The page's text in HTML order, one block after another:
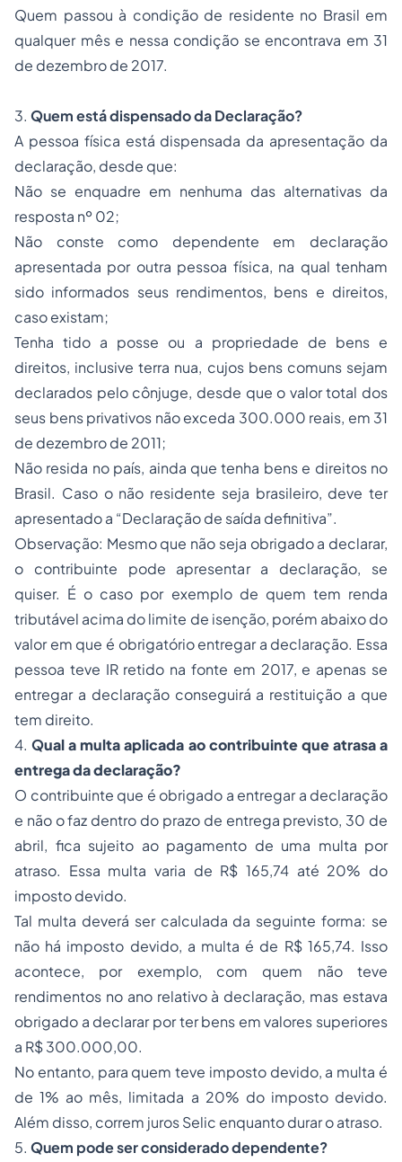
Quem passou à condição de residente no Brasil em
qualquer mês e nessa condição se encontrava em 31
de dezembro de 2017.
3. Quem está dispensado da Declaração?
A pessoa física está dispensada da apresentação da
declaração, desde que:
Não se enquadre em nenhuma das alternativas da
resposta nº 02;
Não conste como dependente em declaração
apresentada por outra pessoa física, na qual tenham
sido informados seus rendimentos, bens e direitos,
caso existam;
Tenha tido a posse ou a propriedade de bens e
direitos, inclusive terra nua, cujos bens comuns sejam
declarados pelo cônjuge, desde que o valor total dos
seus bens privativos não exceda 300.000 reais, em 31
de dezembro de 2011;
Não resida no país, ainda que tenha bens e direitos no
Brasil. Caso o não residente seja brasileiro, deve ter
apresentado a “Declaração de saída definitiva”.
Observação: Mesmo que não seja obrigado a declarar,
o contribuinte pode apresentar a declaração, se
quiser. É o caso por exemplo de quem tem renda
tributável acima do limite de isenção, porém abaixo do
valor em que é obrigatório entregar a declaração. Essa
pessoa teve IR retido na fonte em 2017, e apenas se
entregar a declaração conseguirá a restituição a que
tem direito.
4.Qual a multa aplicada ao contribuinte que atrasa a
entrega da declaração?
O contribuinte que é obrigado a entregar a declaração
e não o faz dentro do prazo de entrega previsto, 30 de
abril, fica sujeito ao pagamento de uma multa por
atraso. Essa multa varia de R$ 165,74 até 20% do
imposto devido.
Tal multa deverá ser calculada da seguinte forma: se
não há imposto devido, a multa é de R$ 165,74. Isso
acontece, por exemplo, com quem não teve
rendimentos no ano relativo à declaração, mas estava
obrigado a declarar por ter bens em valores superiores
a R$ 300.000,00.
No entanto, para quem teve imposto devido, a multa é
de 1% ao mês, limitada a 20% do imposto devido.
Além disso, correm juros Selic enquanto durar o atraso.
5. Quem pode ser considerado dependente?